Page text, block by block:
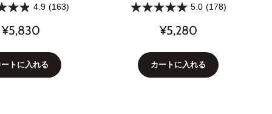
4.9 (163)
¥5,830
トに入れる
5.0 (178)
¥5,280
カートに入れる